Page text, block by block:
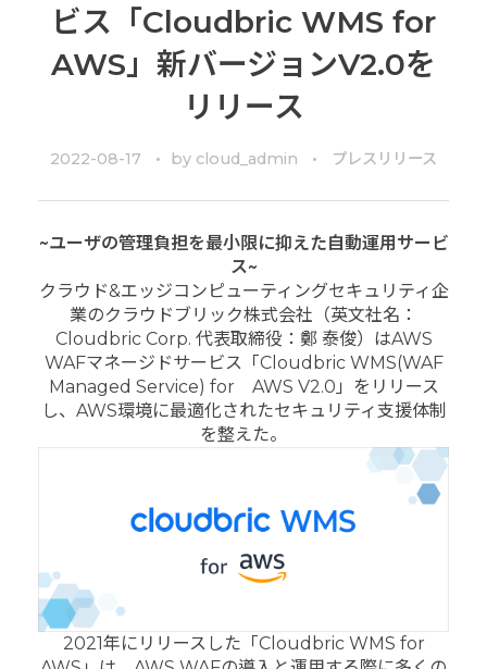
ビス「Cloudbric WMS for
AWS」新バージョンV2.0を
リリース
2022-08-17 by cloud_admin プレスリリース
~ユーザの管理負担を最小限に抑えた自動運用サービ
ス~
クラウド&エッジコンピューティングセキュリティ企
業のクラウドブリック株式会社（英文社名：
Cloudbric Corp. 代表取締役：鄭 泰俊）はAWS
WAFマネージドサービス「Cloudbric WMS(WAF
Managed Service) for AWS V2.0」をリリース
し、AWS環境に最適化されたセキュリティ支援体制
を整えた。
2021年にリリースした「Cloudbric WMS for